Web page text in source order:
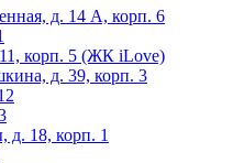
д. 14 А, корп. 6
11, корп. 5 (ЖК iLove)
д. 39, корп. 3
д. 18, корп. 1